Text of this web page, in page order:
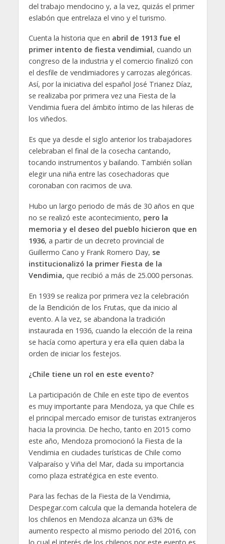
del trabajo mendocino y, a la vez, quizás el primer
eslabón que entrelaza el vino y el turismo.
Cuenta la historia que en abril de 1913 fue el
primer intento de fiesta vendimial, cuando un
congreso de la industria y el comercio finalizó con
el desfile de vendimiadores y carrozas alegóricas.
Así, por la iniciativa del español José Trianez Díaz,
se realizaba por primera vez una Fiesta de la
Vendimia fuera del ámbito íntimo de las hileras de
los viñedos.
Es que ya desde el siglo anterior los trabajadores
celebraban el final de la cosecha cantando,
tocando instrumentos y bailando. También solían
elegir una niña entre las cosechadoras que
coronaban con racimos de uva.
Hubo un largo periodo de más de 30 años en que
no se realizó este acontecimiento, pero la
memoria y el deseo del pueblo hicieron que en
1936, a partir de un decreto provincial de
Guillermo Cano y Frank Romero Day, se
institucionalizó la primer Fiesta de la
Vendimia, que recibió a más de 25.000 personas.
En 1939 se realiza por primera vez la celebración
de la Bendición de los Frutas, que da inicio al
evento. A la vez, se abandona la tradición
instaurada en 1936, cuando la elección de la reina
se hacía como apertura y era ella quien daba la
orden de iniciar los festejos.
¿Chile tiene un rol en este evento?
La participación de Chile en este tipo de eventos
es muy importante para Mendoza, ya que Chile es
el principal mercado emisor de turistas extranjeros
hacia la provincia. De hecho, tanto en 2015 como
este año, Mendoza promocionó la Fiesta de la
Vendimia en ciudades turísticas de Chile como
Valparaíso y Viña del Mar, dada su importancia
como plaza estratégica en este evento.
Para las fechas de la Fiesta de la Vendimia,
Despegar.com calcula que la demanda hotelera de
los chilenos en Mendoza alcanza un 63% de
aumento respecto al mismo periodo del 2016, con